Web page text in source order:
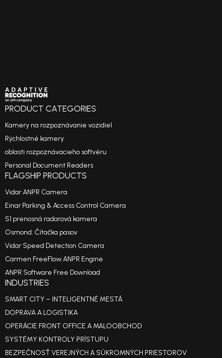
PRODUCT CATEGORIES
Kamery na rozpoznávanie vozidiel
Rýchlostné kamery
oblasti rozpoznávacieho softvéru
Personal Document Readers
FLAGSHIP PRODUCTS
Vidar ANPR Camera
Einar Parking & Access Control Camera
S1 prenosná radarová kamera
Osmond: Čítačka pasov
Vidar Speed Detection Camera
Carmen FreeFlow ANPR Engine
ANPR Software Free Download
INDUSTRIES
SMART CITY – INTELIGENTNÉ MESTÁ
DOPRAVA A LOGISTIKA
OPERÁCIE FRONT OFFICE A MALOOBCHOD
SYSTÉMY KONTROLY PRÍSTUPU
BEZPEČNOSŤ VEREJNÝCH A SÚKROMNÝCH PRIESTOROV